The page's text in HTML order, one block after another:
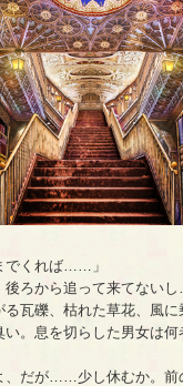
でくれば……」
ろから追って来てない
瓦礫、枯れた草花、風に
。息を切らした男女は何
、だが……少し休むか。前